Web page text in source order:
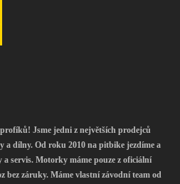
Jsme jedni z největších prodejců
a dílny. Od roku 2010 na pitbike jezdíme a
servis. Motorky máme pouze z oficiální
bez záruky. Máme vlastní závodní team od